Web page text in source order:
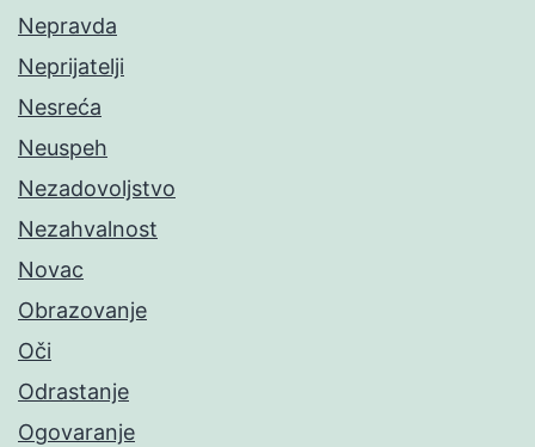
Nepravda
Neprijatelji
Nesreća
Neuspeh
Nezadovoljstvo
Nezahvalnost
Novac
Obrazovanje
Oči
Odrastanje
Ogovaranje